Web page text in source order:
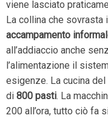
viene lasciato
La collina che
accampamento
all’addiaccio anche
l’alimentazione il
esigenze. La cucina
di 800 pasti. La
200 all’ora, tutto ciò fa